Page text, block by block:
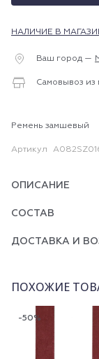
НАЛИЧИЕ В
Ваш город —
Самовывоз из
Ремень замшевый
Артикул
ОПИСАНИЕ
СОСТАВ
ДОСТАВКА И
ПОХОЖИЕ
-50%